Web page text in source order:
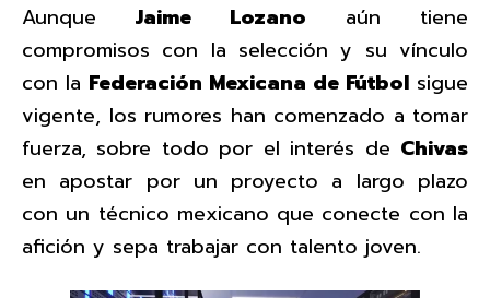
Aunque Jaime Lozano aún tiene
compromisos con la selección y su vínculo
con la Federación Mexicana de Fútbol sigue
vigente, los rumores han comenzado a tomar
fuerza, sobre todo por el interés de Chivas
en apostar por un proyecto a largo plazo
con un técnico mexicano que conecte con la
afición y sepa trabajar con talento joven.